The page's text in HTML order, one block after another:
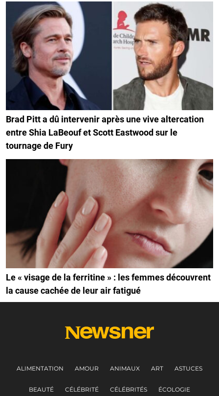
Brad Pitt a dû intervenir après une vive altercation
entre Shia LaBeouf et Scott Eastwood sur le
tournage de Fury
Le « visage de la ferritine » : les femmes découvrent
la cause cachée de leur air fatigué
ALIMENTATION AMOUR ANIMAUX ART ASTUCES
BEAUTÉ CÉLÉBRITÉ CÉLÉBRITÉS ÉCOLOGIE